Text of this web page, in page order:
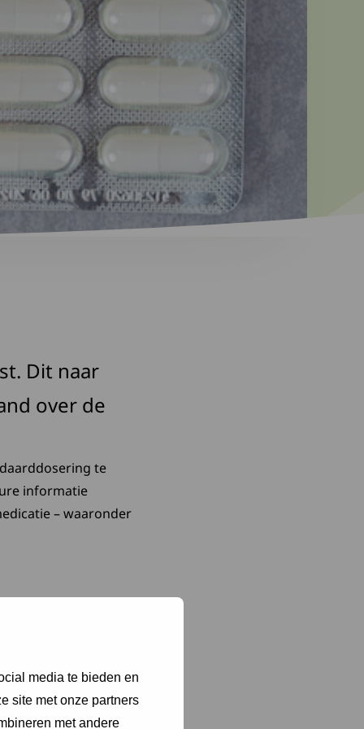
media te bieden en
site met onze partners
met andere
Dit naar
over de
te
informatie
– waaronder
Deze link opent in een nieuw tabblad
nieuwste versie van de
op pagina 3 en 23